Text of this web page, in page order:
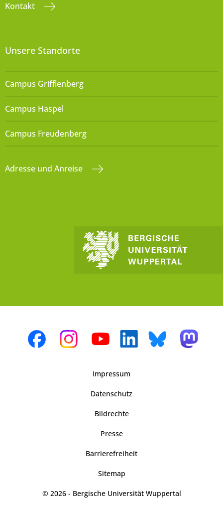
Kontakt
Unsere Standorte
Campus Grifflenberg
Campus Haspel
Campus Freudenberg
Adresse und Anreise
Impressum
Datenschutz
Bildrechte
Presse
Barrierefreiheit
Sitemap
© 2026 - Bergische Universität Wuppertal